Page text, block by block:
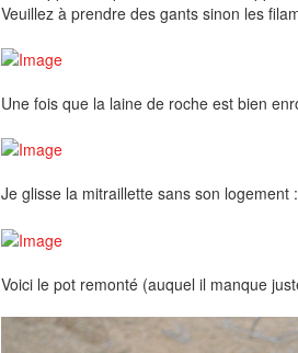
Veuillez à prendre des gants sinon les
Une fois que la laine de roche est bien
Je glisse la mitraillette sans son logement :
Voici le pot remonté (auquel il manque